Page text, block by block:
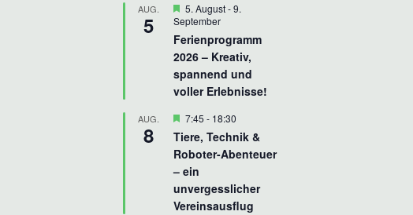
AUG.
5
Hervorgehoben
5. August-9.
September
Ferienprogramm
2026 – Kreativ,
spannend und
voller Erlebnisse!
AUG.
8
Hervorgehoben
7:45 - 18:30
Tiere, Technik &
Roboter-Abenteuer
– ein
unvergesslicher
Vereinsausflug